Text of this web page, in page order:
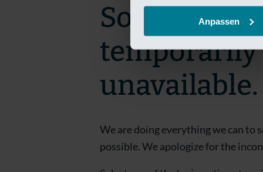
Anpassen
Sorry! This
temporarily
unavailable.
We are doing everything we can to
possible. We apologize for the